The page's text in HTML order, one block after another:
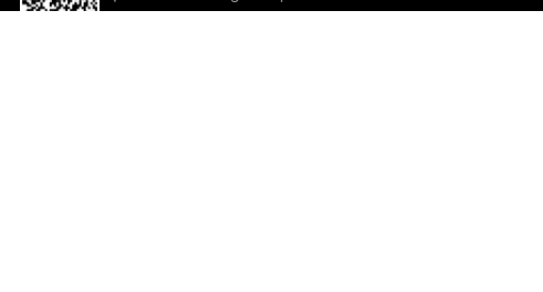
descargar la aplicación!